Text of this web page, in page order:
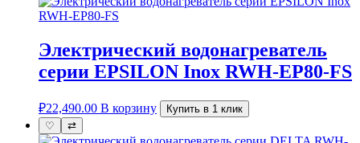
Электрический водонагреватель
серии EPSILON Inox RWH-EP80-FS
₽22,490.00 В корзину
Купить в 1 клик
♡
⇄